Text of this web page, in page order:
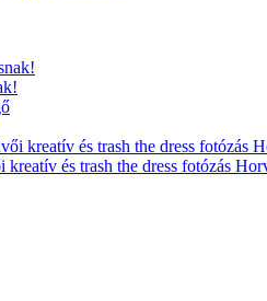
és trash the dress fotózás